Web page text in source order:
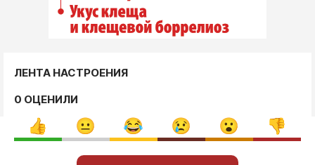
ЛЕНТА НАСТРОЕНИЯ
0 ОЦЕНИЛИ